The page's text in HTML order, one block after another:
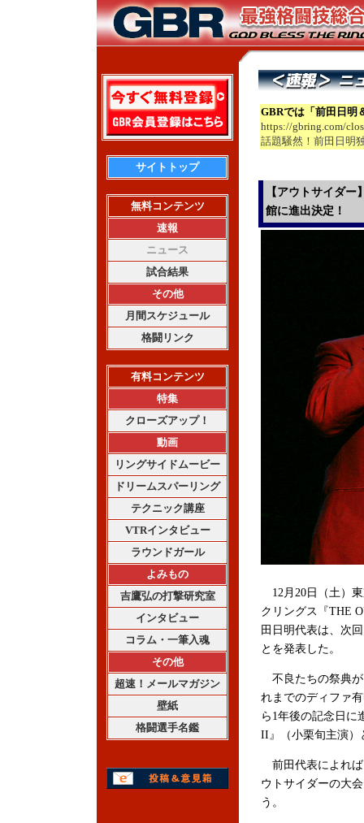
サイトトップ
無料コンテンツ
速報
ニュース
試合結果
その他
月間スケジュール
格闘リンク
有料コンテンツ
特集
クローズアップ！
動画
リングサイドムービー
ドリームスパーリング
テクニック講座
VTRインタビュー
ラウンドガール
よみもの
吉鷹弘の打撃研究室
インタビュー
コラム・一筆入魂
その他
超速！メールマガジン
壁紙
格闘選手名鑑
GBRでは「前田日明
https://gbring.com/
話題騒然！前田日明
【アウトサイダ
館に進出決定！
12月20日（土）
クリングス『THE
田日明代表は、次
とを発表した。
不良たちの祭典が
れまでのディファ
ら1年後の記念日に
II』（小栗旬主演）
前田代表によれば
ウトサイダーの大
う。